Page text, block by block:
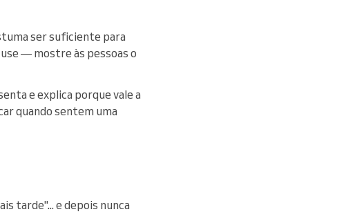
ser suficiente para
use — mostre às pessoas o
e explica porque vale a
quando sentem uma
tarde"... e depois nunca